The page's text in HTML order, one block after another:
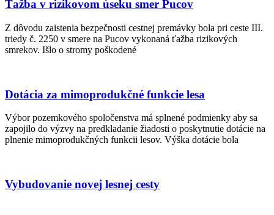
Ťažba v rizikovom úseku smer Pucov
Z dôvodu zaistenia bezpečnosti cestnej premávky bola pri ceste III.
triedy č. 2250 v smere na Pucov vykonaná ťažba rizikových
smrekov. Išlo o stromy poškodené
Dotácia za mimoprodukčné funkcie lesa
Výbor pozemkového spoločenstva má splnené podmienky aby sa
zapojilo do výzvy na predkladanie žiadosti o poskytnutie dotácie na
plnenie mimoprodukčných funkcii lesov. Výška dotácie bola
Vybudovanie novej lesnej cesty